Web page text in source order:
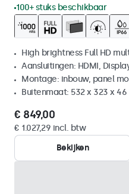
100+ stuks beschikbaar
High brightness Full HD
Aansluitingen: HDMI,
Montage: inbouw, panel
Buitenmaat: 532 x 323 x 46
€ 849,00
€ 1.027,29 incl. btw
Bekijken